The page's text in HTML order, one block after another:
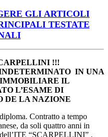
GLI ARTICOLI
TESTATE
!!!
IN UNA
IMMOBILIARE IL
L’ESAME DI
DE LA NAZIONE
Contratto a tempo
da soli quattro anni in
“SCARPELLINI” .